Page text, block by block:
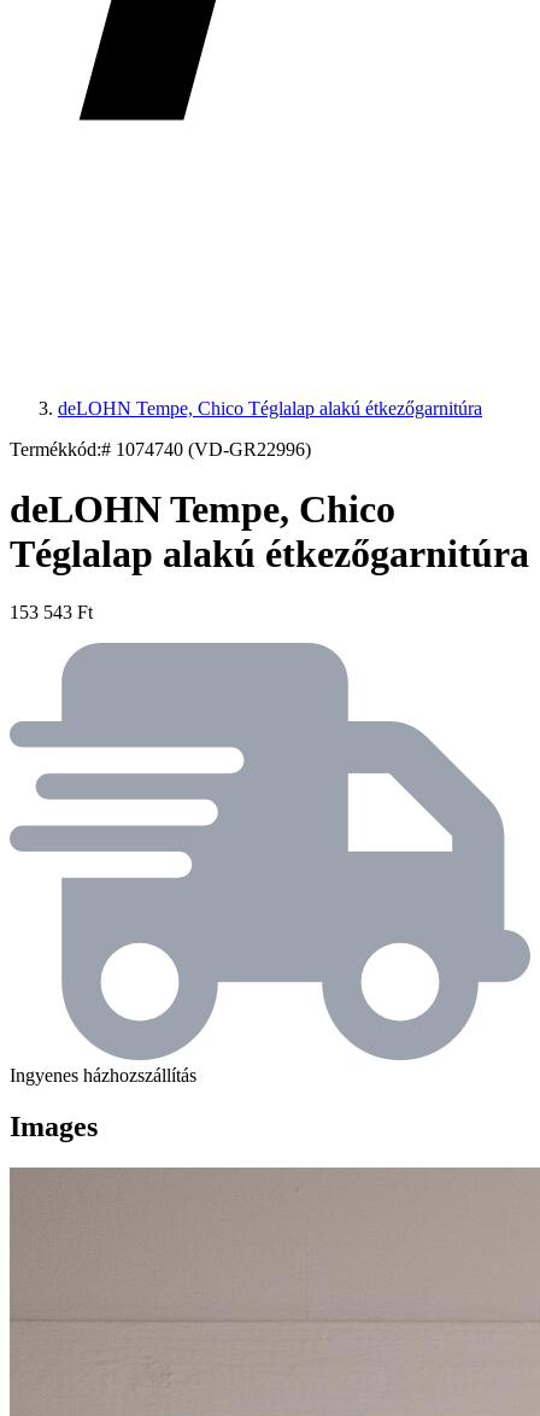
deLOHN Tempe, Chico Téglalap alakú étkezőgarnitúra
Termékkód:# 1074740 (VD-GR22996)
deLOHN Tempe, Chico
Téglalap alakú étkezőgarnitúra
153 543 Ft
Ingyenes házhozszállítás
Images